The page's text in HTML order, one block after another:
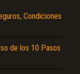
Condiciones
de los 10 Pasos